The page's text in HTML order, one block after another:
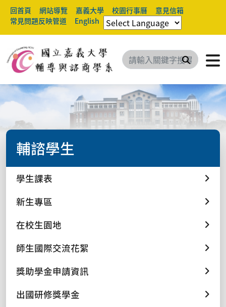
回首頁 網站導覽 嘉義大學 校園行事曆
意見信箱
常見問題反映管道
English
搜尋
輔諮學生
學生課表
新生專區
在校生園地
師生國際交流花絮
獎助學金申請資訊
出國研修獎學金